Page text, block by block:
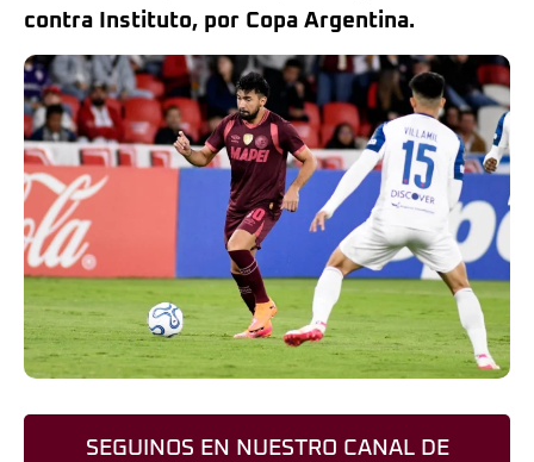
contra Instituto, por Copa Argentina.
SEGUINOS EN NUESTRO CANAL DE